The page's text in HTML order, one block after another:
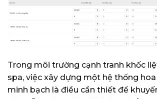
Trong môi trường cạnh tranh khốc
spa, việc xây dựng một hệ thống
minh bạch là điều cần thiết để